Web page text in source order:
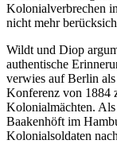
Kolonialverbrechen
nicht mehr
Wildt und Diop
authentische
verwies auf Berlin
Konferenz von 1884
Kolonialmächten.
Baakenhöft im
Kolonialsoldaten